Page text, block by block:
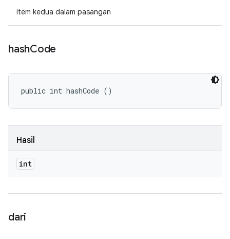
item kedua dalam pasangan
hashCode
public int hashCode ()
Hasil
int
dari